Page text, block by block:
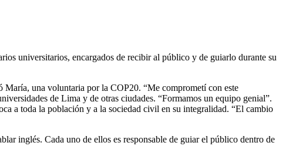
universitarios, encargados de recibir al público y de guiarlo durante su
María, una voluntaria por la COP20. “Me comprometí con este
de Lima y de otras ciudades. “Formamos un equipo genial”.
a toda la población y a la sociedad civil en su integralidad. “El cambio
inglés. Cada uno de ellos es responsable de guiar el público dentro de